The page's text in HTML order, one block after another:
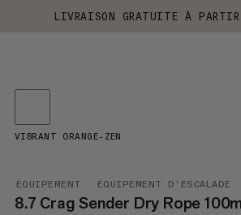
LIVRAISON GRATUITE À
ÉQUIPEMENT ÉQUIPEMENT D'ESCALADE
8.7 Crag Sender Dry Rope
VIBRANT ORANGE-ZEN